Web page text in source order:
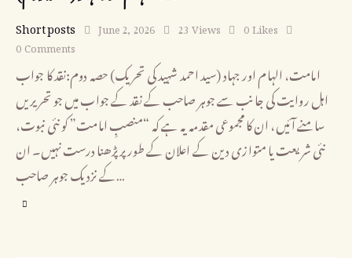
Short posts June 2, 2026 23Views 0Likes
0Comments
امامت، الہام اور جہاد (سید احمد شہید کی تحریک) حصہ دوم:نقد کا جواب
اہل روایت کی جانب سے جوہر صاحب کے نقد کے جواب میں جو تحریریں
سامنے آئیں، ان کا مجموعی مقدمہ یہ ہے کہ “منصبِ امامت” کو نئی نبوت،
نئی شریعت یا متوازی دین کے اعلان کے طور پر پڑھنا درست نہیں۔ ان
کے نزدیک جوہر صاحب…